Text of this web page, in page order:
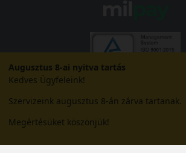
Augusztus 8-ai nyitva tartás
Kedves Ügyfeleink!
Szervizeink augusztus 8-án zárva tartanak.
Megértésüket köszönjük!